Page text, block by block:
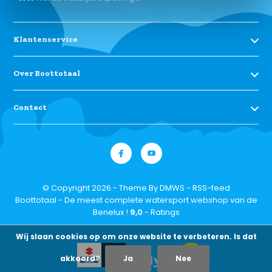
Klantenservice
Over Boottotaal
Contact
© Copyright 2026 - Theme ByDMWS - RSS-feed
Boottotaal - De meest complete watersport webshop van de
Benelux ! 9,0 - Ratings
Wij slaan cookies op om onze website te verbeteren. Is dat
akkoord? Ja Nee